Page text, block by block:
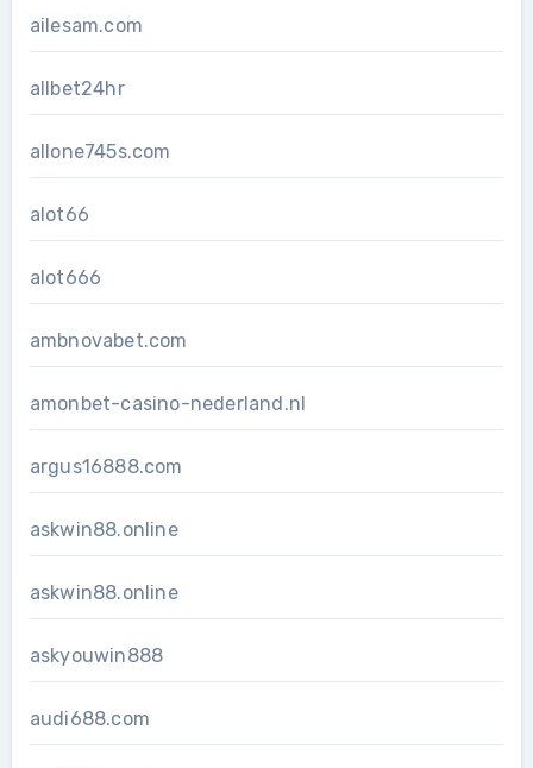
ailesam.com
allbet24hr
allone745s.com
alot66
alot666
ambnovabet.com
amonbet-casino-nederland.nl
argus16888.com
askwin88.online
askwin88.online
askyouwin888
audi688.com